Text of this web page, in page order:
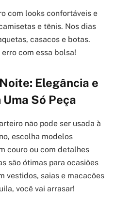
com looks confortáveis e
e tênis. Nos dias
casacos e botas.
com essa bolsa!
Elegância e
Só Peça
não pode ser usada à
escolha modelos
couro ou com detalhes
são ótimas para ocasiões
vestidos, saias e macacões
você vai arrasar!